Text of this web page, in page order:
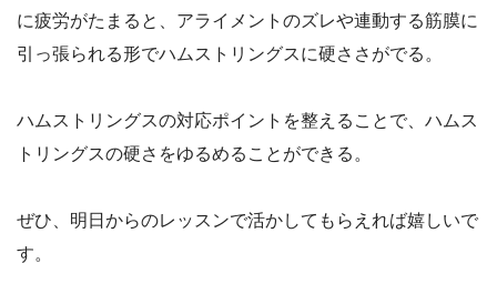
に疲労がたまると、アライメントのズレや連動する筋膜に
引っ張られる形でハムストリングスに硬ささがでる。
ハムストリングスの対応ポイントを整えることで、ハムス
トリングスの硬さをゆるめることができる。
ぜひ、明日からのレッスンで活かしてもらえれば嬉しいで
す。